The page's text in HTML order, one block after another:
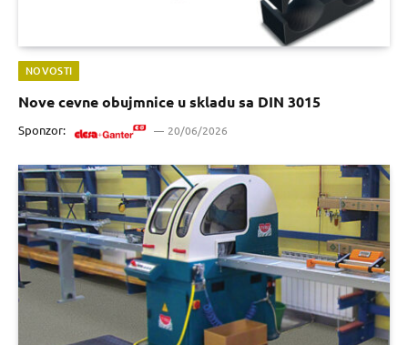
NOVOSTI
Nove cevne obujmnice u skladu sa DIN 3015
Sponzor: 20/06/2026